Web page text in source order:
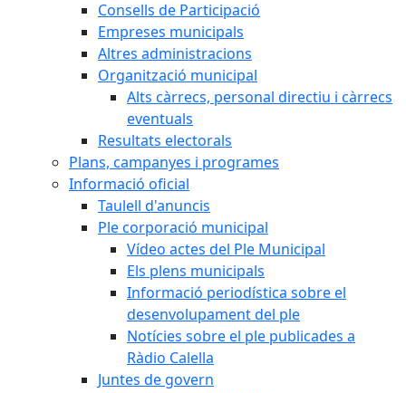
Consells de Participació
Empreses municipals
Altres administracions
Organització municipal
Alts càrrecs, personal directiu i càrrecs
eventuals
Resultats electorals
Plans, campanyes i programes
Informació oficial
Taulell d'anuncis
Ple corporació municipal
Vídeo actes del Ple Municipal
Els plens municipals
Informació periodística sobre el
desenvolupament del ple
Notícies sobre el ple publicades a
Ràdio Calella
Juntes de govern